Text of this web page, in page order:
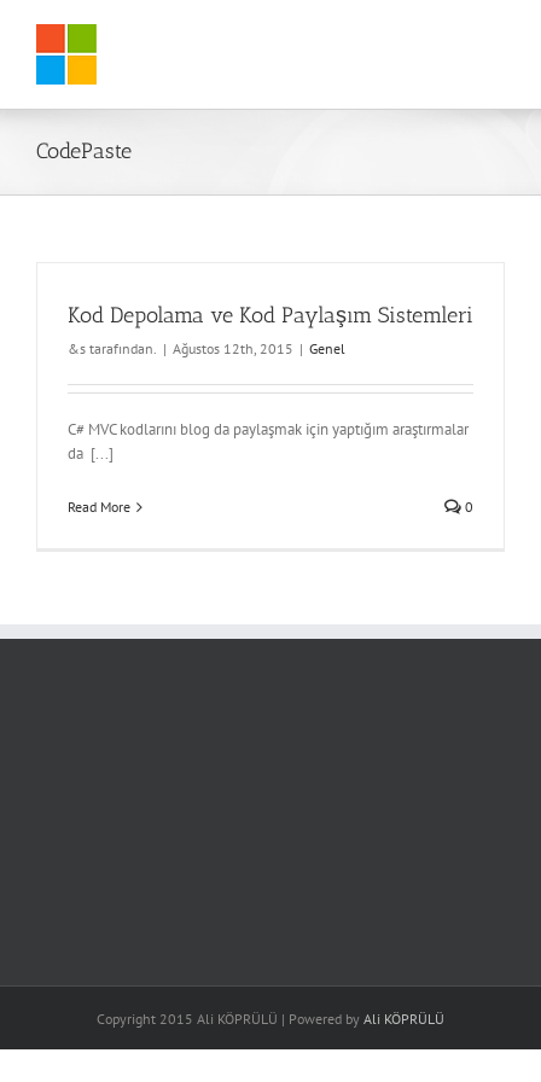
content
CodePaste
Kod Depolama ve Kod Paylaşım Sistemleri
&s tarafından. | Ağustos 12th, 2015 | Genel
C# MVC kodlarını blog da paylaşmak için yaptığım araştırmalar
da [...]
Read More 0
Copyright 2015 Ali KÖPRÜLÜ | Powered by Ali KÖPRÜLÜ